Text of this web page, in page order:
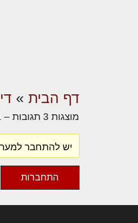
דף הבית »
מוצגות 3 תגובות – 1 עד 3 (מתוך 3 סה״כ)
יש להתחבר
התחברות